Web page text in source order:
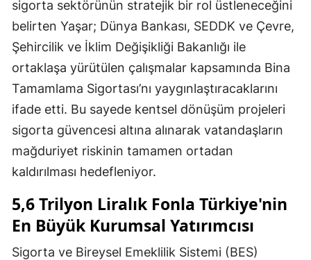
sigorta sektörünün stratejik bir rol üstleneceğini
belirten Yaşar; Dünya Bankası, SEDDK ve Çevre,
Şehircilik ve İklim Değişikliği Bakanlığı ile
ortaklaşa yürütülen çalışmalar kapsamında Bina
Tamamlama Sigortası’nı yaygınlaştıracaklarını
ifade etti. Bu sayede kentsel dönüşüm projeleri
sigorta güvencesi altına alınarak vatandaşların
mağduriyet riskinin tamamen ortadan
kaldırılması hedefleniyor.
5,6 Trilyon Liralık Fonla Türkiye'nin
En Büyük Kurumsal Yatırımcısı
Sigorta ve Bireysel Emeklilik Sistemi (BES)